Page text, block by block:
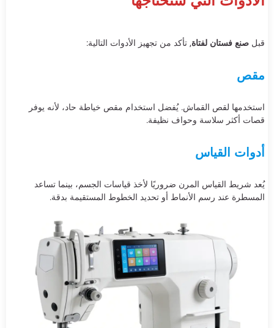
قبل صنع فستان لفتاة, تأكد من تجهيز الأدوات التالية:
مقص
استخدمها لقص القماش. يُفضل استخدام مقص خياطة حاد، لأنه يوفر
قصات أكثر سلاسة وحواف نظيفة.
أدوات القياس
يُعد شريط القياس المرن ضروريًا لأخذ قياسات الجسم، بينما تساعد
المسطرة عند رسم الأنماط أو تحديد الخطوط المستقيمة بدقة.